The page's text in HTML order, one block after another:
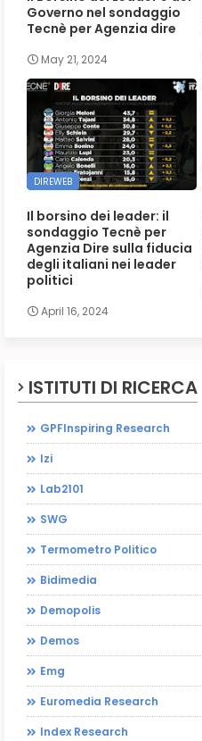
Governo nel sondaggio
Tecnè per Agenzia dire
May 21, 2024
DIREWEB
Il borsino dei leader: il
sondaggio Tecnè per
Agenzia Dire sulla fiducia
degli italiani nei leader
politici
April 16, 2024
ISTITUTI DI RICERCA
GPFInspiring Research
Izi
Lab2101
SWG
Termometro Politico
Bidimedia
Demopolis
Demos
Emg
Euromedia Research
Index Research